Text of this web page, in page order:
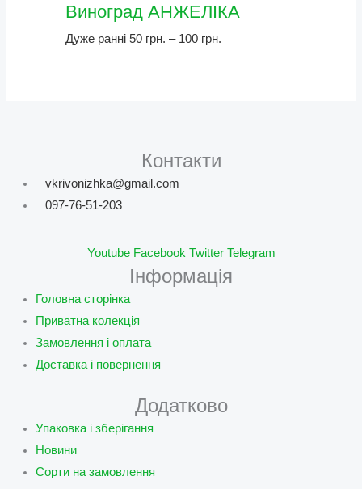
Виноград АНЖЕЛІКА
Дуже ранні 50 грн. – 100 грн.
Контакти
vkrivonizhka@gmail.com
097-76-51-203
Youtube Facebook Twitter Telegram
Інформація
Головна сторінка
Приватна колекція
Замовлення і оплата
Доставка і повернення
Додатково
Упаковка і зберігання
Новини
Сорти на замовлення